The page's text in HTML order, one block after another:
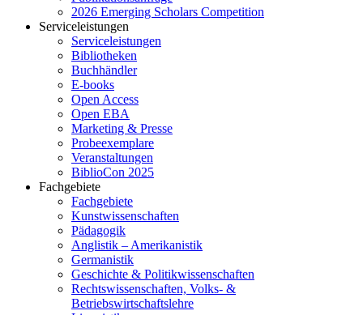
2026 Emerging Scholars Competition
Serviceleistungen
Serviceleistungen
Bibliotheken
Buchhändler
E-books
Open Access
Open EBA
Marketing & Presse
Probeexemplare
Veranstaltungen
BiblioCon 2025
Fachgebiete
Fachgebiete
Kunstwissenschaften
Pädagogik
Anglistik – Amerikanistik
Germanistik
Geschichte & Politikwissenschaften
Rechtswissenschaften, Volks- &
Betriebswirtschaftslehre